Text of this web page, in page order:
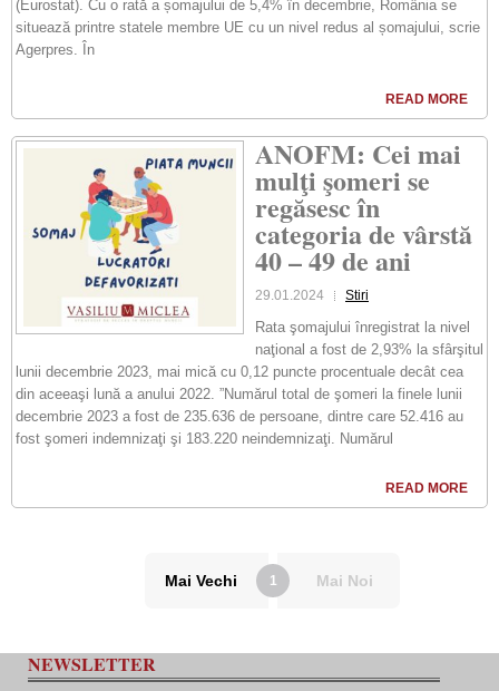
(Eurostat). Cu o rată a șomajului de 5,4% în decembrie, România se
situează printre statele membre UE cu un nivel redus al șomajului, scrie
Agerpres. În
READ MORE
ANOFM: Cei mai
mulţi şomeri se
regăsesc în
categoria de vârstă
40 – 49 de ani
29.01.2024 Stiri
Rata şomajului înregistrat la nivel
naţional a fost de 2,93% la sfârşitul
lunii decembrie 2023, mai mică cu 0,12 puncte procentuale decât cea
din aceeaşi lună a anului 2022. ”Numărul total de şomeri la finele lunii
decembrie 2023 a fost de 235.636 de persoane, dintre care 52.416 au
fost şomeri indemnizaţi şi 183.220 neindemnizaţi. Numărul
READ MORE
Mai Vechi 1 Mai Noi
NEWSLETTER